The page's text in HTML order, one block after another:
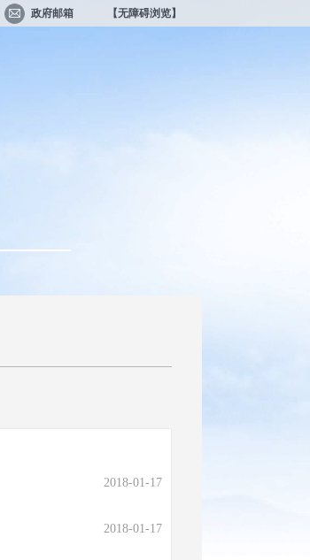
政府邮箱 【无障碍浏览】
2018-01-17
2018-01-17